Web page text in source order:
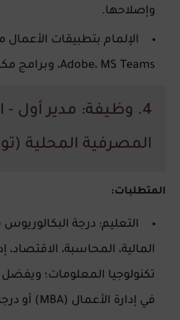
وإصلاحها.
Adobe، MS Teams، وبرامج مكافحة الفيروسات.
4. وظيفة: مدير أول -
المصرفية المحلية
المتطلبات:
التعليم: درجة
المالية، المحاسبة، الاقتصاد،
تكنولوجيا المعلومات؛
في إدارة الأعمال (MBA) أو درجة الماجستير.